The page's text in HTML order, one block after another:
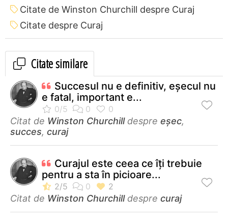
Citate de Winston Churchill despre Curaj
Citate despre Curaj
Citate similare
Succesul nu e definitiv, eşecul nu
e fatal, important e...
Citat de Winston Churchilldespre eșec,
succes, curaj
Curajul este ceea ce îți trebuie
pentru a sta în picioare...
Citat de Winston Churchilldespre curaj